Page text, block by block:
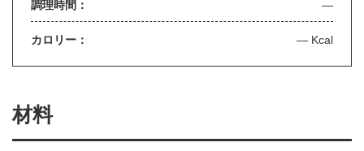
調理時間： —
カロリー： — Kcal
材料